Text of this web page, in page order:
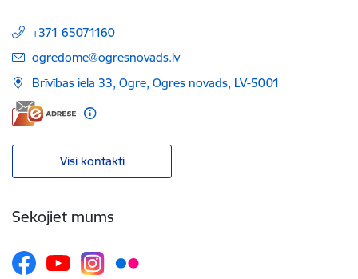
+371 65071160
E-pasts:
ogredome@ogresnovads.lv
Brīvības iela 33, Ogre, Ogres novads, LV-5001
Visi kontakti
Sekojiet mums